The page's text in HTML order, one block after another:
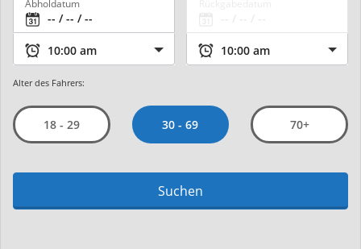
Abholdatum
Alter des Fahrers:
18 - 29 30 - 69 70+
Suchen